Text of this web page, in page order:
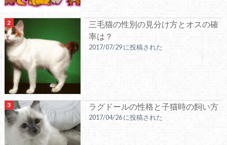
三毛猫の性別の見分け方とオスの確
率は？
2017/07/29 に投稿された
ラグドールの性格と子猫時の飼い方
2017/04/26 に投稿された